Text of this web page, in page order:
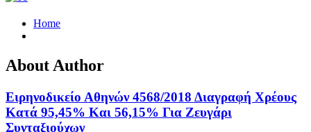
Home
About Author
Ειρηνοδικείο Αθηνών 4568/2018 Διαγραφή Χρέους
Κατά 95,45% Και 56,15% Για Ζευγάρι
Συνταξιούχων